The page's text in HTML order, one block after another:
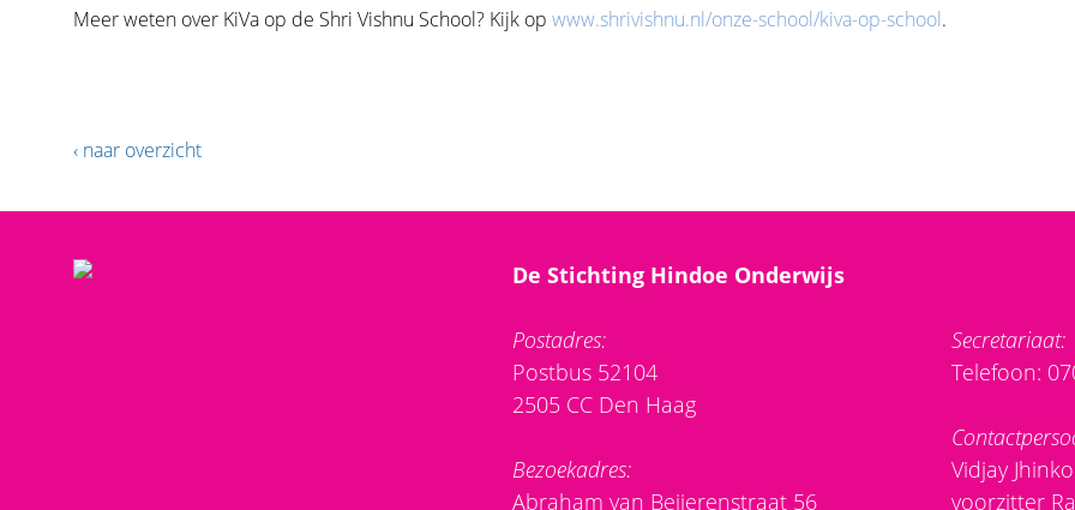
Meer weten over KiVa op de Shri Vishnu School? Kijk op www.shrivishnu.nl/onze-school/kiva-op-school.
‹ naar overzicht
De Stichting Hindoe Onderwijs
Postadres:
Postbus 52104
2505 CC Den Haag
Bezoekadres:
Abraham van Beijerenstraat 56
Secretariaat:
Telefoon:
Vidjay
voorzitter